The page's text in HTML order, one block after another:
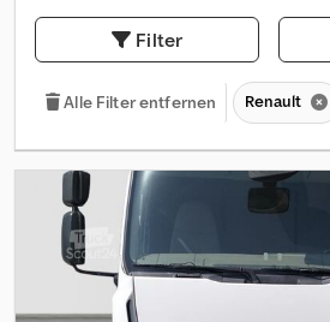
Filter
Alle Filter entfernen Renault